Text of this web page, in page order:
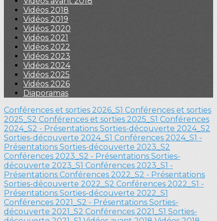
Vidéos 2018
Vidéos 2019
Vidéos 2020
Vidéos 2021
Vidéos 2022
Vidéos 2023
Vidéos 2024
Vidéos 2025
Vidéos 2026
Diaporamas
Conférences et sorties 2026_S1 Conférences et sorties
2025_S2 Conférences et sorties 2025_S1 Conférences
2024_S2 - Présentations Sorties-découverte 2024_S2
Sorties-découverte 2024_S1 Conférences 2024_S1 -
Présentations Sorties-découverte 2023_S2
Conférences 2023_S2 - Présentations Sorties-
découverte 2023_S1 Conférences 2023_S1 -
Présentations Conférences 2022_S2 - Présentations
Sorties-découverte 2022_S2 Conférences 2022_S1 -
Présentations Sorties-découverte 2022_S1
Conférences 2021_S2 - Présentations Sorties-
découverte 2021_S2 Conférences 2021_S1 Sorties-